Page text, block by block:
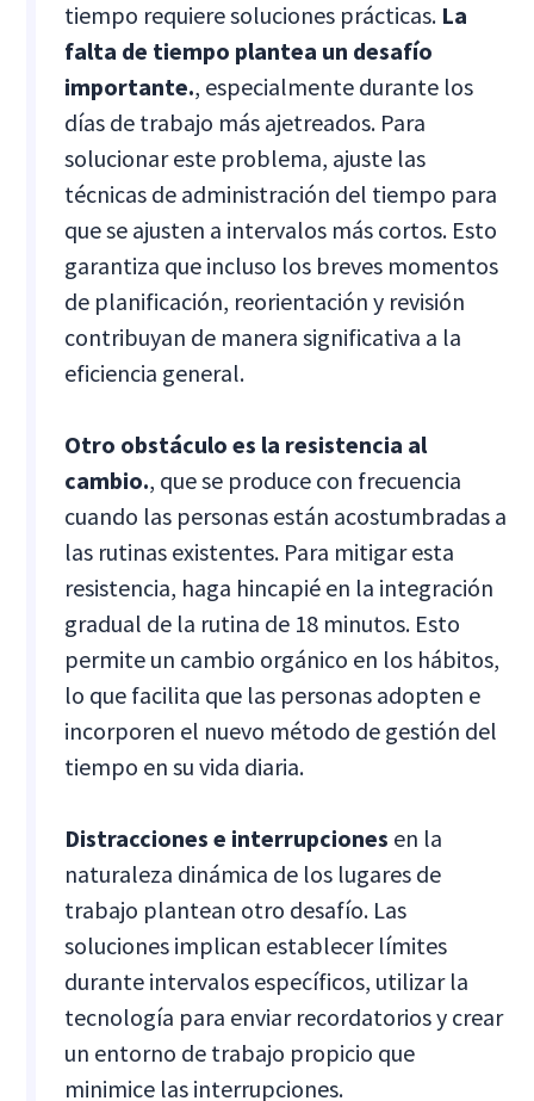
tiempo requiere soluciones prácticas. La
falta de tiempo plantea un desafío
importante., especialmente durante los
días de trabajo más ajetreados. Para
solucionar este problema, ajuste las
técnicas de administración del tiempo para
que se ajusten a intervalos más cortos. Esto
garantiza que incluso los breves momentos
de planificación, reorientación y revisión
contribuyan de manera significativa a la
eficiencia general.
Otro obstáculo es la resistencia al
cambio., que se produce con frecuencia
cuando las personas están acostumbradas a
las rutinas existentes. Para mitigar esta
resistencia, haga hincapié en la integración
gradual de la rutina de 18 minutos. Esto
permite un cambio orgánico en los hábitos,
lo que facilita que las personas adopten e
incorporen el nuevo método de gestión del
tiempo en su vida diaria.
Distracciones e interrupciones en la
naturaleza dinámica de los lugares de
trabajo plantean otro desafío. Las
soluciones implican establecer límites
durante intervalos específicos, utilizar la
tecnología para enviar recordatorios y crear
un entorno de trabajo propicio que
minimice las interrupciones.